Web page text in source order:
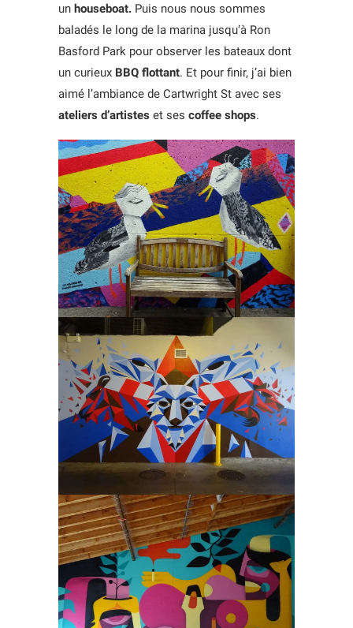
un houseboat. Puis nous nous sommes
baladés le long de la marina jusqu’à Ron
Basford Park pour observer les bateaux dont
un curieux BBQ flottant. Et pour finir, j’ai bien
aimé l’ambiance de Cartwright St avec ses
ateliers d’artistes et ses coffee shops.